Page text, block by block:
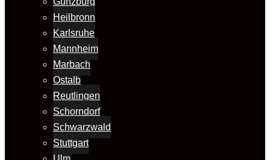
Heilbronn
Karlsruhe
Mannheim
Marbach
Ostalb
Reutlingen
Schorndorf
Schwarzwald
Stuttgart